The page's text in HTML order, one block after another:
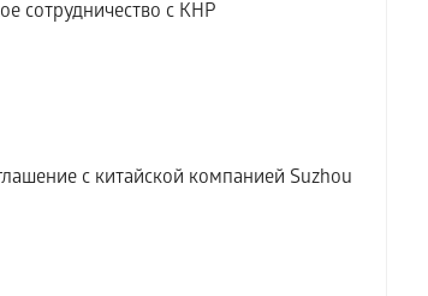
сотрудничество с КНР
с китайской компанией Suzhou